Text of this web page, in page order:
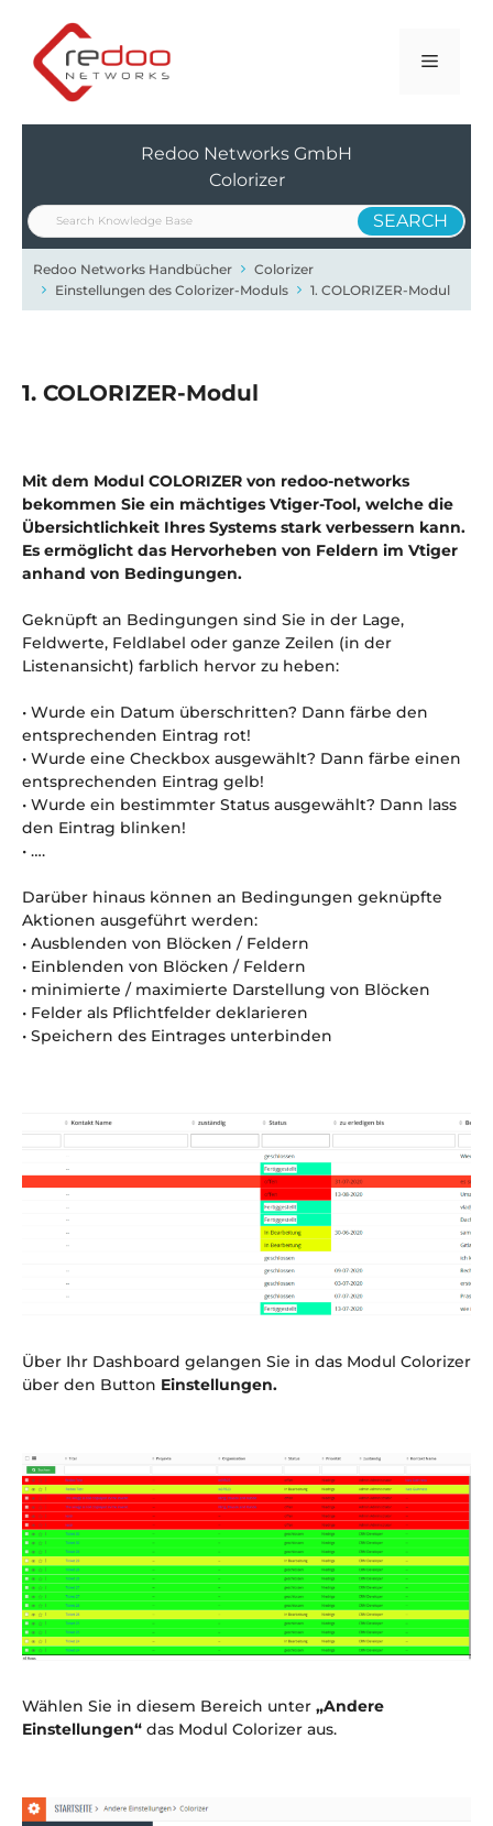
Inhalt
springen
Menü
Redoo Networks GmbH
Colorizer
Redoo Networks Handbücher
Colorizer
Einstellungen des Colorizer-Moduls
1. COLORIZER-Modul
1. COLORIZER-Modul
Mit dem Modul COLORIZER von redoo-networks
bekommen Sie ein mächtiges Vtiger-Tool, welche die
Übersichtlichkeit Ihres Systems stark verbessern kann.
Es ermöglicht das Hervorheben von Feldern im Vtiger
anhand von Bedingungen.
Geknüpft an Bedingungen sind Sie in der Lage,
Feldwerte, Feldlabel oder ganze Zeilen (in der
Listenansicht) farblich hervor zu heben:
• Wurde ein Datum überschritten? Dann färbe den
entsprechenden Eintrag rot!
• Wurde eine Checkbox ausgewählt? Dann färbe einen
entsprechenden Eintrag gelb!
• Wurde ein bestimmter Status ausgewählt? Dann lass
den Eintrag blinken!
• ….
Darüber hinaus können an Bedingungen geknüpfte
Aktionen ausgeführt werden:
• Ausblenden von Blöcken / Feldern
• Einblenden von Blöcken / Feldern
• minimierte / maximierte Darstellung von Blöcken
• Felder als Pflichtfelder deklarieren
• Speichern des Eintrages unterbinden
Über Ihr Dashboard gelangen Sie in das Modul Colorizer
über den Button Einstellungen.
Wählen Sie in diesem Bereich unter „Andere
Einstellungen“ das Modul Colorizer aus.